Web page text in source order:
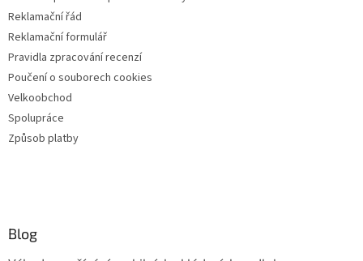
Reklamační řád
Reklamační formulář
Pravidla zpracování recenzí
Poučení o souborech cookies
Velkoobchod
Spolupráce
Způsob platby
Blog